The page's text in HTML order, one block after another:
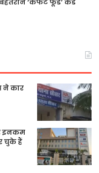
‘कंफर्ट फूड’ कर्ड
ने कार
इनकम
चुके हैं